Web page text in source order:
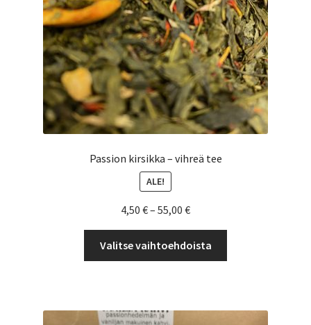
Passion kirsikka – vihreä tee
ALE!
4,50 €– 55,00 €Hintaluokka:
4,50 €
-
55,00 €
Valitse vaihtoehdoista
muunnelma.